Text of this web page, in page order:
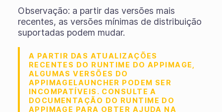
Observação: a partir das versões mais
recentes, as versões mínimas de distribuição
suportadas podem mudar.
A PARTIR DAS ATUALIZAÇÕES
RECENTES DO RUNTIME DO APPIMAGE,
ALGUMAS VERSÕES DO
APPIMAGELAUNCHER PODEM SER
INCOMPATÍVEIS. CONSULTE A
DOCUMENTAÇÃO DO RUNTIME DO
APPIMAGE PARA OBTER AJUDA NA